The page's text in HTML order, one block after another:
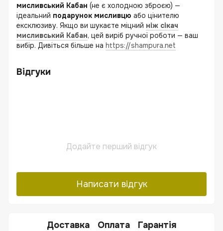
мисливський Кабан (не є холодною зброєю) —
ідеальний подарунок мисливцю або цінителю
ексклюзиву. Якщо ви шукаєте міцний ніж сікач
мисливський Кабан, цей виріб ручної роботи — ваш
вибір. Дивіться більше на https://shampura.net
Відгуки
Додайте перший відгук
Написати відгук
Доставка Оплата Гарантія